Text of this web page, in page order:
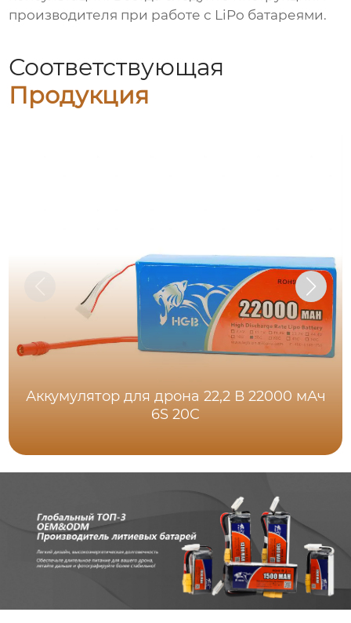
производителя при работе с LiPo батареями.
Соответствующая
Продукция
Аккумулятор для дрона 22,2 В 22000 мАч
6S 20C